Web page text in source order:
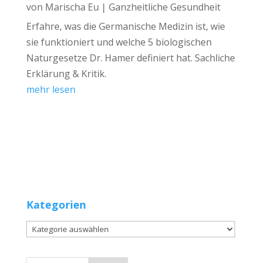
von Marischa Eu | Ganzheitliche Gesundheit
Erfahre, was die Germanische Medizin ist, wie
sie funktioniert und welche 5 biologischen
Naturgesetze Dr. Hamer definiert hat. Sachliche
Erklärung & Kritik.
mehr lesen
Kategorien
Kategorien